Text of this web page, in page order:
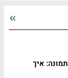
איך